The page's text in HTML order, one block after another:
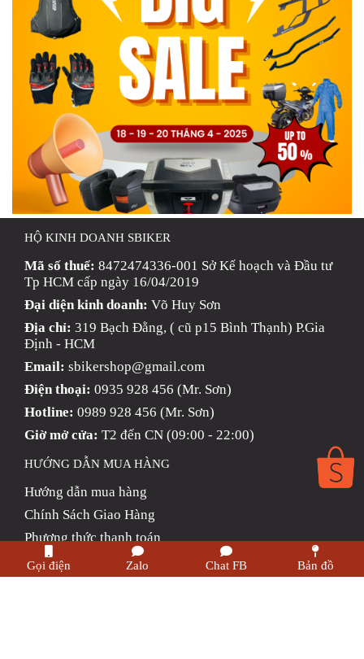
HỘ KINH DOANH SBIKER
Mã số thuế: 8472474336-001 Sở Kế hoạch và Đầu tư
Tp HCM cấp ngày 16/04/2019
Đại diện kinh doanh: Võ Huy Sơn
Địa chỉ: 319 Bạch Đằng, ( cũ p15 Bình Thạnh) P.Gia
Định - HCM
Email: sbikershop@gmail.com
Điện thoại: 0935 928 456 (Mr. Sơn)
Hotline: 0989 928 456 (Mr. Sơn)
Giờ mở cửa: T2 đến CN (09:00 - 22:00)
HƯỚNG DẪN MUA HÀNG
Hướng dẫn mua hàng
Chính Sách Giao Hàng
Phương thức thanh toán
Chính sách trả hàng & Hoàn tiền
Gọi điện Zalo Chat FB Bản đồ